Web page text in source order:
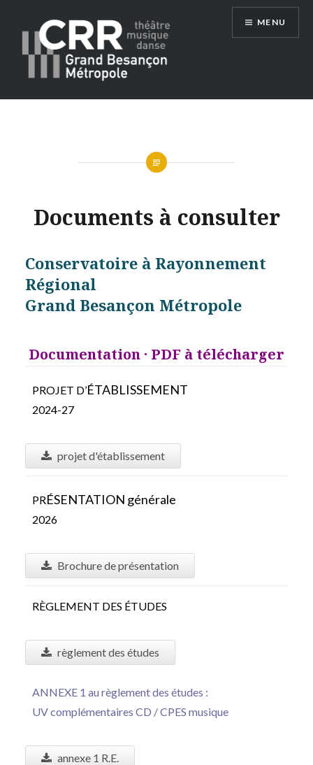
Conservatoire du Grand Besançon
MENU
Documents à consulter
Conservatoire à Rayonnement
Régional
Grand Besançon Métropole
Documentation · PDF à télécharger
PROJET D’ÉTABLISSEMENT
2024-27
projet d'établissement
PRÉSENTATION générale
2026
Brochure de présentation
RÈGLEMENT DES ÉTUDES
règlement des études
ANNEXE 1 au règlement des études :
UV complémentaires CD / CPES musique
annexe 1 R.E.